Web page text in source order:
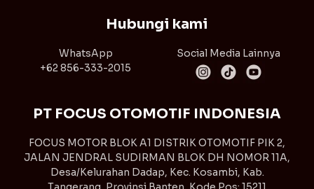
Hubungi kami
WhatsApp
+62 856-333-2015
Social Media Lainnya
PT FOCUS OTOMOTIF INDONESIA
FOCUS MOTOR BLOK A1 DISTRIK OTOMOTIF PIK 2,
JALAN JENDRAL SUDIRMAN BLOK DH NOMOR 11A,
Desa/Kelurahan Dadap, Kec. Kosambi, Kab.